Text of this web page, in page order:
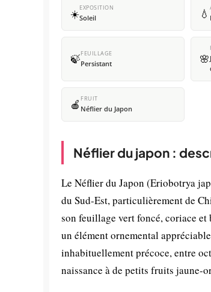
☀️EXPOSITION
Soleil 💧
🍃FEUILLAGE
Persistant 🌸
🍎 FRUIT
Néflier du Japon
Néflier du japon :
Le Néflier du Japon (Eriobotrya
du Sud-Est, particulièrement de
son feuillage vert foncé, coriace
un élément ornemental
inhabituellement précoce, entre
naissance à de petits fruits jaune-